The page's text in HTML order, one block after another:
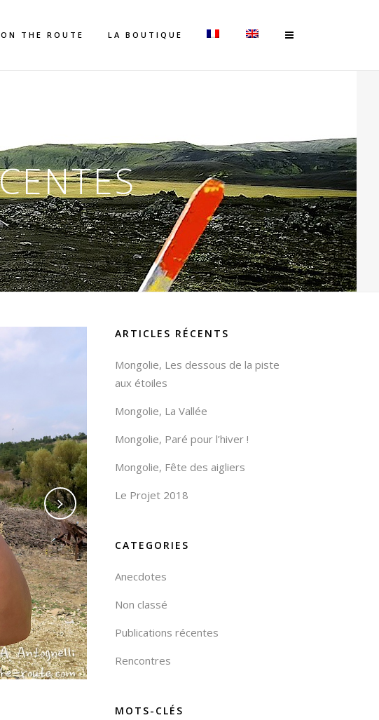
ON THE ROUTE LA BOUTIQUE
ARTICLES RÉCENTS
Mongolie, Les dessous de la piste
aux étoiles
Mongolie, La Vallée
Mongolie, Paré pour l’hiver !
Mongolie, Fête des aigliers
Le Projet 2018
CATEGORIES
Anecdotes
Non classé
Publications récentes
Rencontres
MOTS-CLÉS